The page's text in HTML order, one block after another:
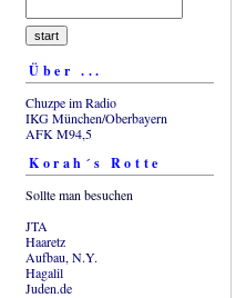
Über ...
Chuzpe im Radio
IKG München/Oberbayern
AFK M94,5
Korah´s Rotte
Sollte man besuchen
JTA
Haaretz
Aufbau, N.Y.
Hagalil
Juden.de